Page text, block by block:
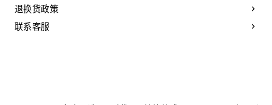
- 防止潮湿；避免接触液体、护手霜、洗手液、化妆品及香水。
如果您的手袋不慎接触到水或上述物质，请用干燥且不带绒毛
退换货政策
联系客服